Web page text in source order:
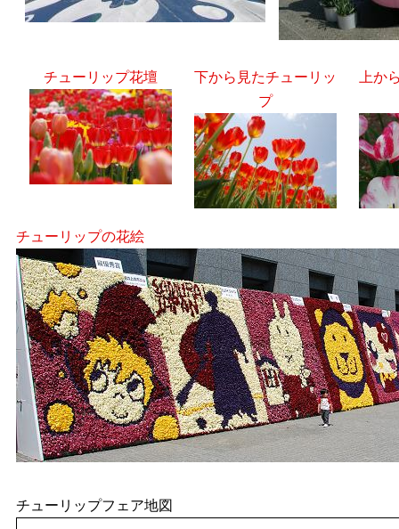
チューリップ花壇
下から見たチューリッ
プ
上か
チューリップの花絵
チューリップフェア地図